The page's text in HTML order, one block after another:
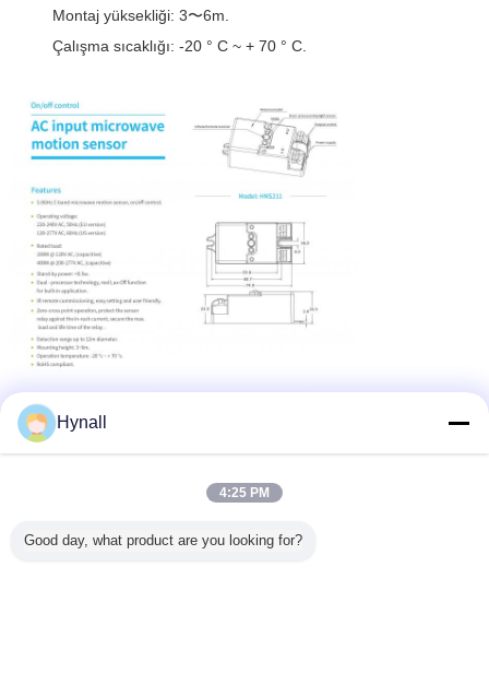
Montaj yüksekliği: 3〜6m.
Çalışma sıcaklığı: -20 ° C ~ + 70 ° C.
Hynall
4:25 PM
Good day, what product are you looking for?